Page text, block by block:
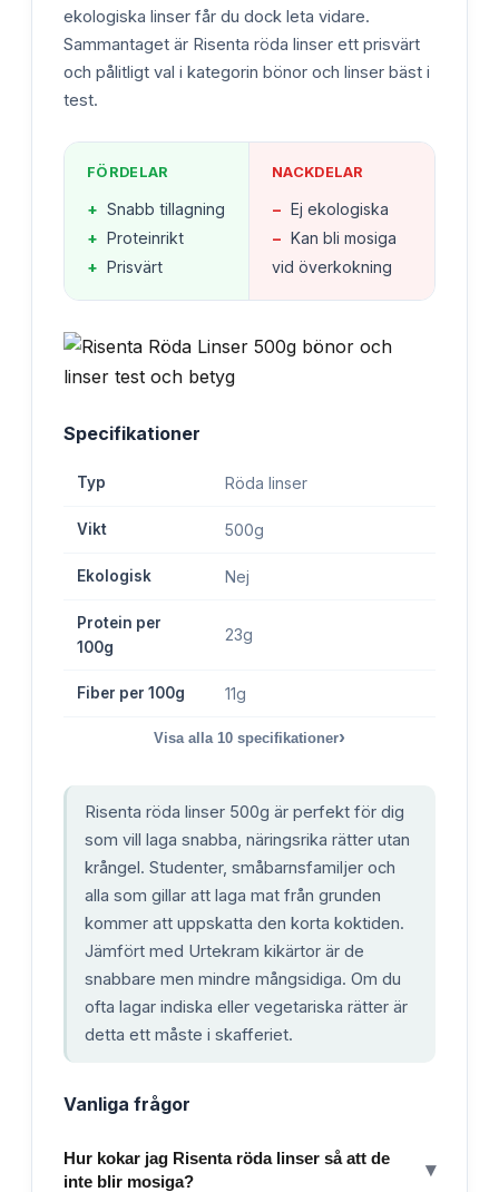
ekologiska linser får du dock leta vidare.
Sammantaget är Risenta röda linser ett prisvärt
och pålitligt val i kategorin bönor och linser bäst i
test.
FÖRDELAR
+ Snabb tillagning
+ Proteinrikt
+ Prisvärt
NACKDELAR
− Ej ekologiska
− Kan bli mosiga
vid överkokning
Specifikationer
Typ Röda linser
Vikt 500g
Ekologisk Nej
Protein per
100g
23g
Fiber per 100g 11g
Visa alla 10 specifikationer›
Risenta röda linser 500g är perfekt för dig
som vill laga snabba, näringsrika rätter utan
krångel. Studenter, småbarnsfamiljer och
alla som gillar att laga mat från grunden
kommer att uppskatta den korta koktiden.
Jämfört med Urtekram kikärtor är de
snabbare men mindre mångsidiga. Om du
ofta lagar indiska eller vegetariska rätter är
detta ett måste i skafferiet.
Vanliga frågor
Hur kokar jag Risenta röda linser så att de
inte blir mosiga?
▾